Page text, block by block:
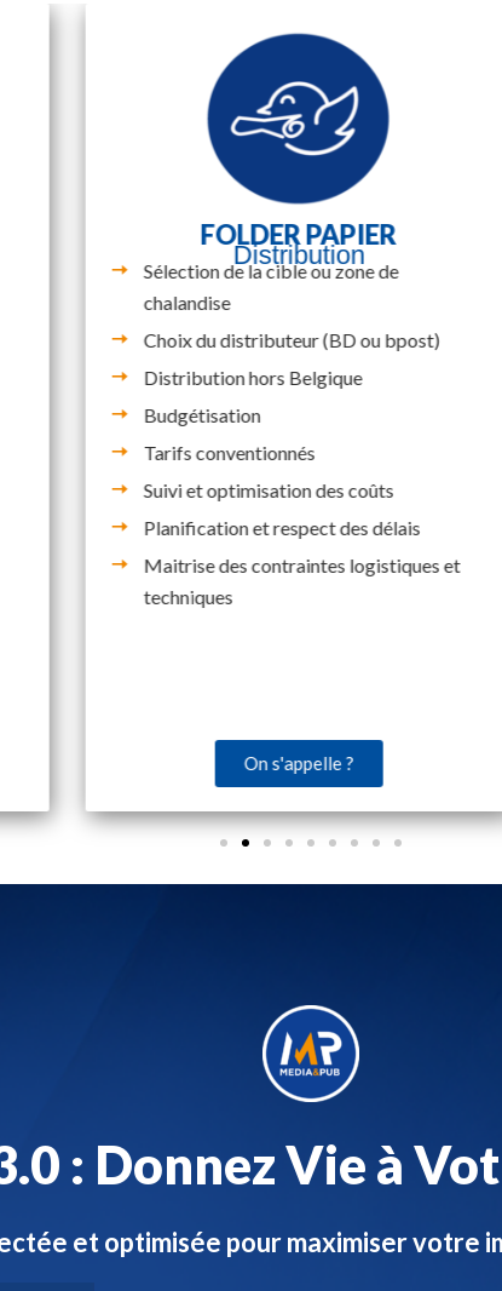
FOLDER PAPIER
Distribution
Sélection de la cible ou zone de
chalandise
Choix du distributeur (BD ou bpost)
Distribution hors Belgique
Budgétisation
Tarifs conventionnés
Suivi et optimisation des coûts
Planification et respect des délais
Maitrise des contraintes logistiques et
techniques
On s'appelle ?
: Donnez Vie à
et optimisée pour maximiser